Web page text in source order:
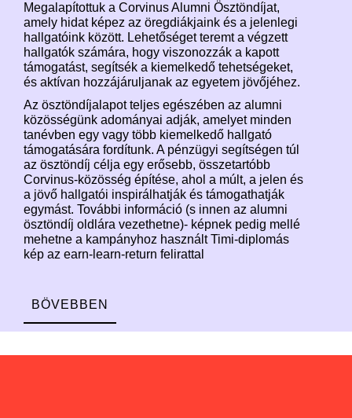
Megalapítottuk a Corvinus Alumni Ösztöndíjat,
amely hidat képez az öregdiákjaink és a jelenlegi
hallgatóink között. Lehetőséget teremt a végzett
hallgatók számára, hogy viszonozzák a kapott
támogatást, segítsék a kiemelkedő tehetségeket,
és aktívan hozzájáruljanak az egyetem jövőjéhez.
Az ösztöndíjalapot teljes egészében az alumni
közösségünk adományai adják, amelyet minden
tanévben egy vagy több kiemelkedő hallgató
támogatására fordítunk. A pénzügyi segítségen túl
az ösztöndíj célja egy erősebb, összetartóbb
Corvinus-közösség építése, ahol a múlt, a jelen és
a jövő hallgatói inspirálhatják és támogathatják
egymást. További információ (s innen az alumni
ösztöndíj oldlára vezethetne)- képnek pedig mellé
mehetne a kampányhoz használt Timi-diplomás
kép az earn-learn-return felirattal
BÖVEBBEN